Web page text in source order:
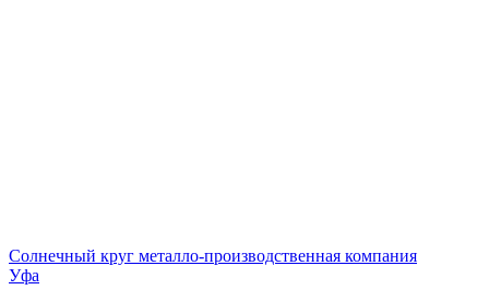
Солнечный круг металло-производственная компания
Уфа